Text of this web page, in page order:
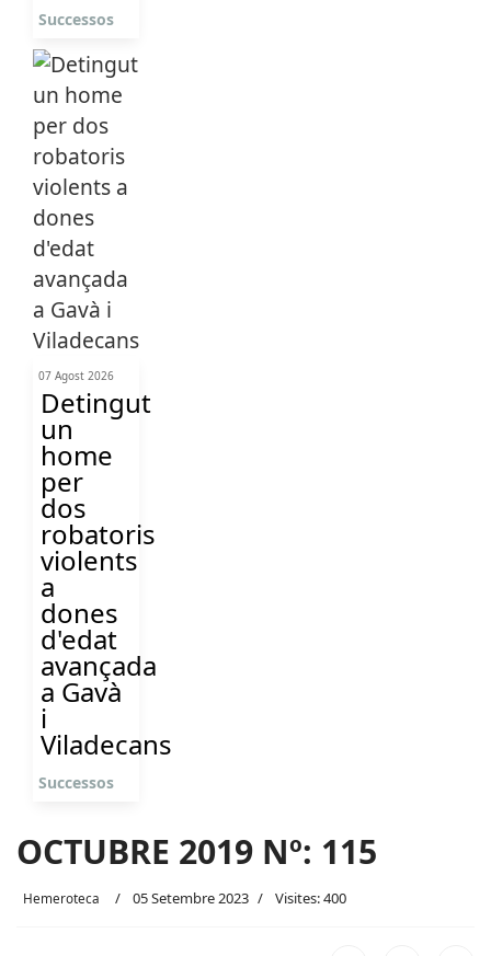
Successos
07 Agost 2026
Detingut
un
home
per
dos
robatoris
violents
a
dones
d'edat
avançada
a Gavà
i
Viladecans
Successos
OCTUBRE 2019 Nº: 115
Hemeroteca 05 Setembre 2023 Visites: 400